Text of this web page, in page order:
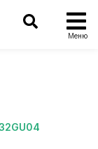
Меню